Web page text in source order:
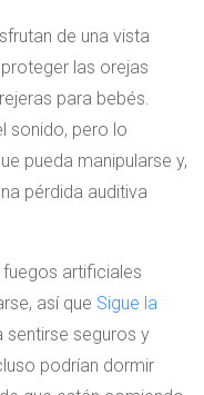
de una vista
las orejas
para bebés.
sonido, pero lo
pueda manipularse y,
pérdida auditiva
artificiales
así que Sigue la
sentirse seguros y
podrían dormir